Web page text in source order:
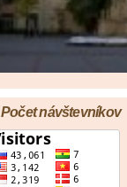
Počet návštevníkov